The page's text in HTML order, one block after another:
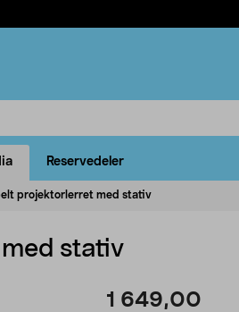
Reservedeler
projektorlerret med stativ
stativ
1 649,00